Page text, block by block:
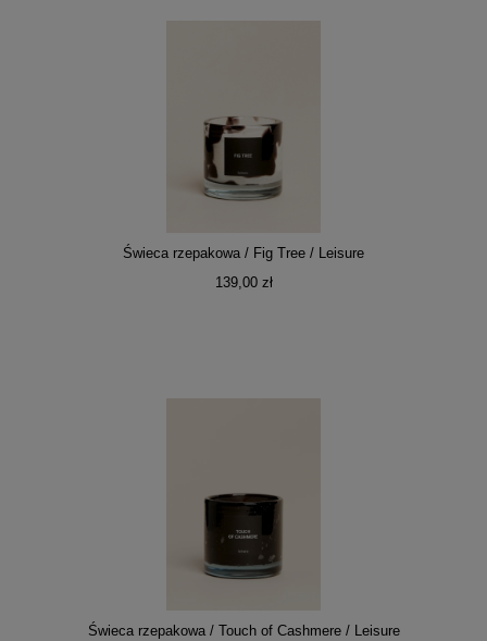
Świeca rzepakowa / Fig Tree / Leisure
139,00 zł
Świeca rzepakowa / Touch of Cashmere / Leisure